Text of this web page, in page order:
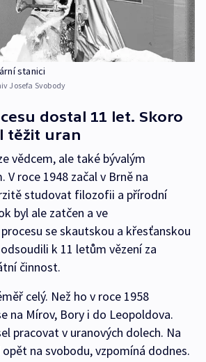
stanici
Josefa Svobody
dostal 11 let. Skoro
těžit uran
vědcem, ale také bývalým
V roce 1948 začal v Brně na
studovat filozofii a přírodní
byl ale zatčen a ve
se skautskou a křesťanskou
k 11 letům vězení za
činnost.
celý. Než ho v roce 1958
na Mírov, Bory i do Leopoldova.
pracovat v uranových dolech. Na
na svobodu, vzpomíná dodnes.